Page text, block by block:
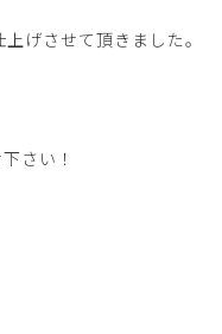
げさせて頂きました。
さい！